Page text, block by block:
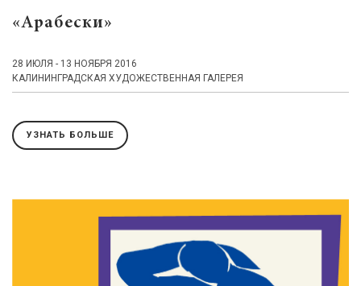
«Арабески»
28 ИЮЛЯ - 13 НОЯБРЯ 2016
КАЛИНИНГРАДСКАЯ ХУДОЖЕСТВЕННАЯ ГАЛЕРЕЯ
УЗНАТЬ БОЛЬШЕ